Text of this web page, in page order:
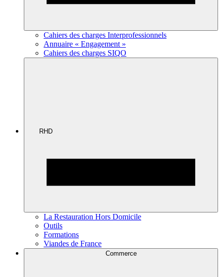
Cahiers des charges Interprofessionnels
Annuaire « Engagement »
Cahiers des charges SIQO
RHD
La Restauration Hors Domicile
Outils
Formations
Viandes de France
Commerce